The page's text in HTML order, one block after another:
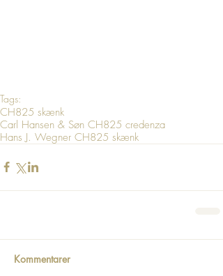
Tags:
CH825 skænk
Carl Hansen & Søn CH825 credenza
Hans J. Wegner CH825 skænk
Kommentarer